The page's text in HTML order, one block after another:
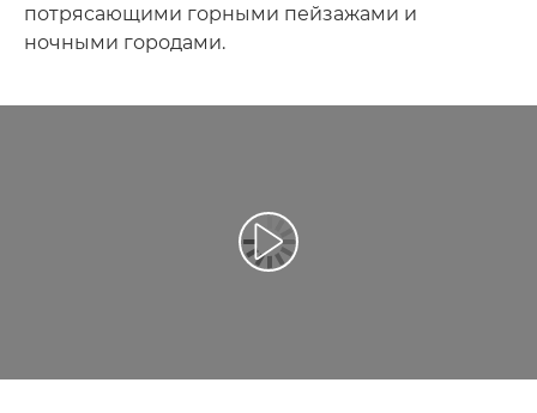
потрясающими горными пейзажами и
ночными городами.
Воспроизведение видео